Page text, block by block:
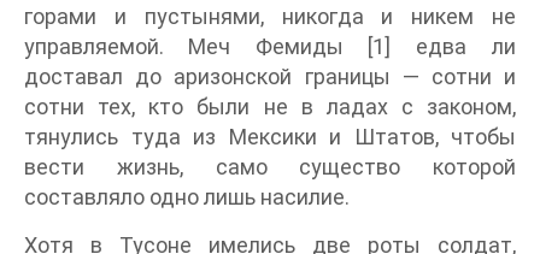
горами и пустынями, никогда и никем не
управляемой. Меч Фемиды [1] едва ли
доставал до аризонской границы — сотни и
сотни тех, кто были не в ладах с законом,
тянулись туда из Мексики и Штатов, чтобы
вести жизнь, само существо которой
составляло одно лишь насилие.
Хотя в Тусоне имелись две роты солдат,